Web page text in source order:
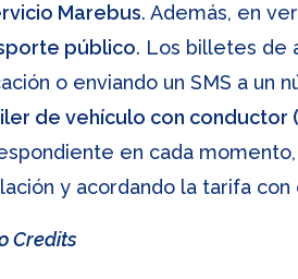
Marebus. Además, en
público. Los billetes de
o enviando un SMS a un
de vehículo con conductor
en cada
y acordando la tarifa con
Credits